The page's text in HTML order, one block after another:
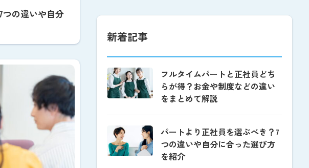
の違いや自分
新着記事
フルタイムパートと正社員どち
らが得？お金や制度などの違い
をまとめて解説
パートより正社員を選ぶべき？7
つの違いや自分に合った選び方
を紹介